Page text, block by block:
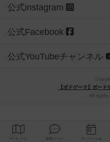
公式instagram
公式Facebook
公式YouTubeチャンネル
【ボドゲーマ】ボード
All rights